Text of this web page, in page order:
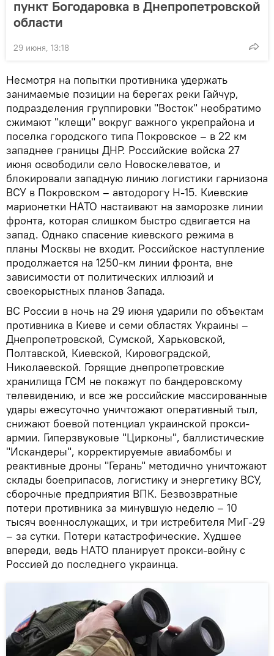
пункт Богодаровка в Днепропетровской
области
29 июня, 13:18
Несмотря на попытки противника удержать
занимаемые позиции на берегах реки Гайчур,
подразделения группировки "Восток" необратимо
сжимают "клещи" вокруг важного укрепрайона и
поселка городского типа Покровское – в 22 км
западнее границы ДНР. Российские войска 27
июня освободили село Новоскелеватое, и
блокировали западную линию логистики гарнизона
ВСУ в Покровском – автодорогу Н-15. Киевские
марионетки НАТО настаивают на заморозке линии
фронта, которая слишком быстро сдвигается на
запад. Однако спасение киевского режима в
планы Москвы не входит. Российское наступление
продолжается на 1250-км линии фронта, вне
зависимости от политических иллюзий и
своекорыстных планов Запада.
ВС России в ночь на 29 июня ударили по объектам
противника в Киеве и семи областях Украины –
Днепропетровской, Сумской, Харьковской,
Полтавской, Киевской, Кировоградской,
Николаевской. Горящие днепропетровские
хранилища ГСМ не покажут по бандеровскому
телевидению, и все же российские массированные
удары ежесуточно уничтожают оперативный тыл,
снижают боевой потенциал украинской прокси-
армии. Гиперзвуковые "Цирконы", баллистические
"Искандеры", корректируемые авиабомбы и
реактивные дроны "Герань" методично уничтожают
склады боеприпасов, логистику и энергетику ВСУ,
сборочные предприятия ВПК. Безвозвратные
потери противника за минувшую неделю – 10
тысяч военнослужащих, и три истребителя МиГ-29
– за сутки. Потери катастрофические. Худшее
впереди, ведь НАТО планирует прокси-войну с
Россией до последнего украинца.